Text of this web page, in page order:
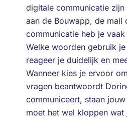
digitale communicatie
aan de Bouwapp, de
communicatie heb je
Welke woorden gebruik
reageer je duidelijk en
Wanneer kies je ervoor
vragen beantwoordt
communiceert, staan
moet het wel kloppen wat